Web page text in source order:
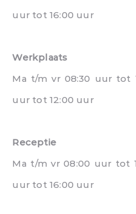
uur tot 16:00 uur
Werkplaats
Ma t/m vr 08:30 uur tot
uur tot 12:00 uur
Receptie
Ma t/m vr 08:00 uur tot
uur tot 16:00 uur